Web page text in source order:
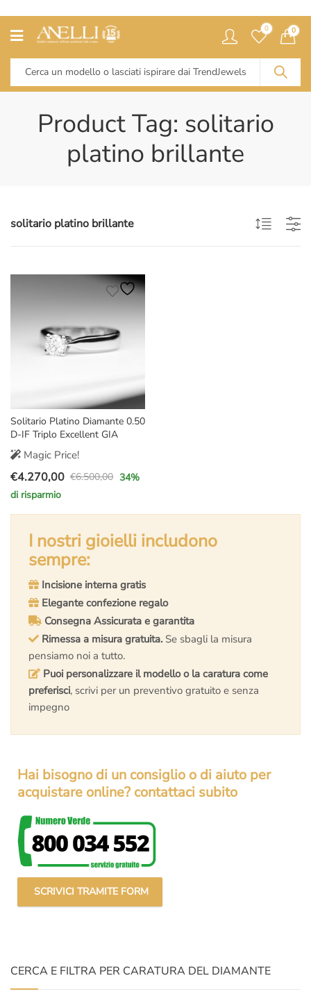
0 0
Product Tag: solitario
platino brillante
solitario platino brillante
Solitario Platino Diamante 0.50
D-IF Triplo Excellent GIA
Magic Price!
€6.500,00
Il
prezzo
originale
€6.500,00.
€4.270,00
Il
prezzo
attuale
€4.270,00.
34%
di risparmio
I nostri gioielli includono
sempre:
Incisione interna gratis
Elegante confezione regalo
Consegna Assicurata e garantita
Rimessa a misura gratuita. Se sbagli la misura
pensiamo noi a tutto.
Puoi personalizzare il modello o la caratura come
preferisci, scrivi per un preventivo gratuito e senza
impegno
Hai bisogno di un consiglio o di aiuto per
acquistare online? contattaci subito
SCRIVICI TRAMITE FORM
CERCA E FILTRA PER CARATURA DEL DIAMANTE